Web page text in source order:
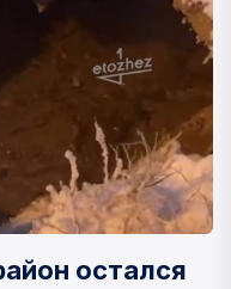
остался